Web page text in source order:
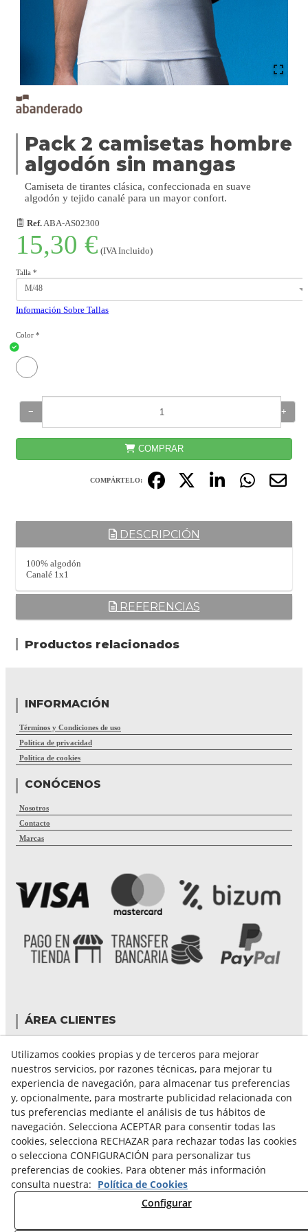
Pack 2 camisetas hombre
algodón sin mangas
Camiseta de tirantes clásica, confeccionada en suave
algodón y tejido canalé para un mayor confort.
Ref.ABA-AS02300
15,30 € (IVA Incluido)
Talla *
M/48
Información Sobre Tallas
Color *
− +
COMPRAR
COMPÁRTELO:
DESCRIPCIÓN
100% algodón
Canalé 1x1
REFERENCIAS
Productos relacionados
INFORMACIÓN
Términos y Condiciones de uso
Política de privacidad
Política de cookies
CONÓCENOS
Nosotros
Contacto
Marcas
ÁREA CLIENTES
Mis compras
Cambiar contraseña
Crear cuenta
Condiciones de compra
GUÍA DE COMPRA
FORMAS DE PAGO
FORMAS DE ENVÍO
Utilizamos cookies propias y de terceros para mejorar
nuestros servicios, por razones técnicas, para mejorar tu
experiencia de navegación, para almacenar tus preferencias
y, opcionalmente, para mostrarte publicidad relacionada con
tus preferencias mediante el análisis de tus hábitos de
navegación. Selecciona ACEPTAR para consentir todas las
cookies, selecciona RECHAZAR para rechazar todas las cookies
o selecciona CONFIGURACIÓN para personalizar tus
preferencias de cookies. Para obtener más información
consulta nuestra: Política de Cookies
Configurar